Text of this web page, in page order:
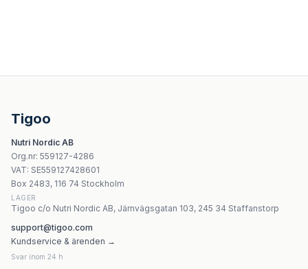
WegaFarm Potas Plus SR 60 kapslar
Hepatica Cat's Claw - 60 kapslar
Hepatica Vitamin C Advanced Formula 900 mg – 120
Hepatica Immune Formula - 120 kapslar
Tigoo
Nutri Nordic AB
Org.nr: 559127-4286
VAT: SE559127428601
Box 2483, 116 74 Stockholm
LAGER
Tigoo c/o Nutri Nordic AB, Järnvägsgatan 103, 245 34 Staffanstorp
support@tigoo.com
Kundservice & ärenden →
Svar inom 24 h